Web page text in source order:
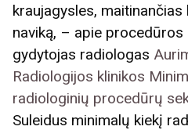
kraujagysles,
naviką, – apie procedūros
gydytojas radiologas
Radiologijos klinikos
radiologinių procedūrų
Suleidus minimalų kiekį